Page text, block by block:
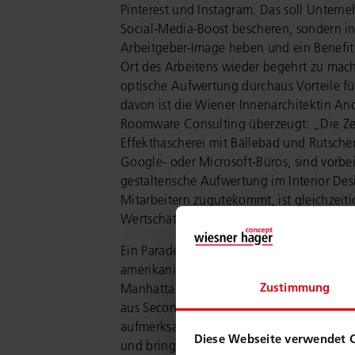
Zustimmung
Diese Webseite verwendet
Pinterest und Instagram. Das soll
Social-Media-Boost bescheren, sondern
Arbeitgeber-Image heben und ein
Ort des Arbeitens wieder begehrt zu
optische Aufwertung durchaus Vorteile
davon ist die Wiener Innenarchitektin
Roomware Consulting überzeugt: „Die
Effekthascherei mit Bällebad und
Google- oder Microsoft-Büros, sind
gestalterische Aufwertung im Interior
Mitarbeitern zugutekommt, ist
Wertschätzung.“
Ein Paradebeispiel für das Instagram-
amerikanische Müslihersteller Magic
Manhattan entstand ein knallbuntes Büro
aus Second-Hand und High-End-
aufmerksamkeitsstarke Fotokulisse auch
und bringt die Mitarbeiter wieder zurück